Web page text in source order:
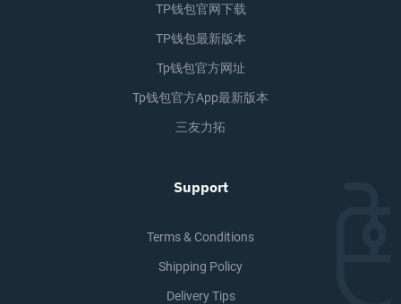
TP钱包官网下载
TP钱包最新版本
Tp钱包官方网址
Tp钱包官方app最新版本
三友力拓
Support
Terms & Conditions
Shipping Policy
Delivery Tips